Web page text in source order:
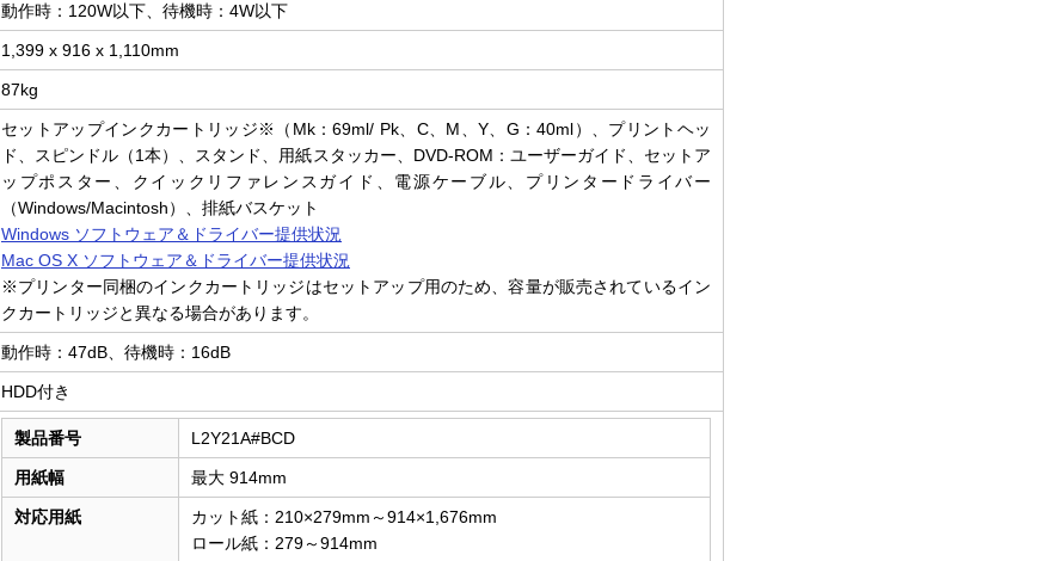
動作時：120W以下、待機時：4W以下
1,399 x 916 x 1,110mm
87kg
セットアップインクカートリッジ※（Mk：69ml/ Pk、C、M、Y、G：40ml）、プリントヘッ
ド、スピンドル（1本）、スタンド、用紙スタッカー、DVD-ROM：ユーザーガイド、セットア
ップポスター、クイックリファレンスガイド、電源ケーブル、プリンタードライバー
（Windows/Macintosh）、排紙バスケット
Windows ソフトウェア＆ドライバー提供状況
Mac OS X ソフトウェア＆ドライバー提供状況
※プリンター同梱のインクカートリッジはセットアップ用のため、容量が販売されているイン
クカートリッジと異なる場合があります。
動作時：47dB、待機時：16dB
HDD付き
製品番号 L2Y21A#BCD
用紙幅 最大 914mm
対応用紙
カット紙：210×279mm～914×1,676mm
ロール紙：279～914mm